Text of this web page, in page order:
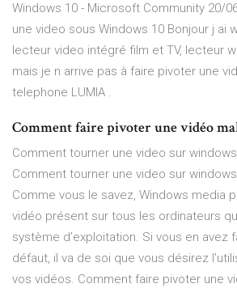
Windows 10 - Microsoft Community 20/
une video sous Windows 10 Bonjour j ai
lecteur video intégré film et TV, lecteur
mais je n arrive pas à faire pivoter une
telephone LUMIA .
Comment faire pivoter une vidéo
Comment tourner une video sur
Comment tourner une video sur
Comme vous le savez, Windows media
vidéo présent sur tous les ordinateurs
système d’exploitation. Si vous en avez
défaut, il va de soi que vous désirez
vos vidéos. Comment faire pivoter une